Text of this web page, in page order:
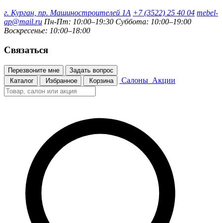
г. Курган, пр. Машиностроителей 1А +7 (3522) 25 40 04 mebel-
ap@mail.ru Пн-Пт: 10:00–19:30 Суббота: 10:00–19:00
Воскресенье: 10:00–18:00
Связаться
Перезвоните мне
Задать вопрос
Каталог
Избранное Корзина Салоны Акции